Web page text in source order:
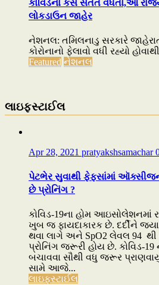
કોવિડના કેસ સતત વધતા,આ
લોકડાઉન જાહેર
નેશનલ: તમિલનાડુ સરકારે
કોરોનાનો ફેલાવો વધી રહ્યો
Featured નેશનલ
લાઇફસ્ટાઈલ
Apr 28, 2021 pratyakshsamachar
પેટભેર સુવાથી ફેફસાંમાં
છે પ્રોનિંગ ?
કોવિડ-19ના હોમ આઇસોલેશનમાં
ખુબ જ ફાયદાકારક છે. દર્દીને
થવા લાગે અને SpO2 લેવલ 94
પ્રોનિંગ જરૂરી હોય છે. કોવિડ-19
બચાવવા સૌથી વધુ જરૂર
સામે આજે...
લાઇફસ્ટાઈલ